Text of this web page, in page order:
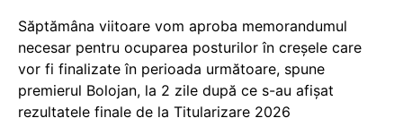
Săptămâna viitoare vom aproba memorandumul
necesar pentru ocuparea posturilor în creșele care
vor fi finalizate în perioada următoare, spune
premierul Bolojan, la 2 zile după ce s-au afișat
rezultatele finale de la Titularizare 2026